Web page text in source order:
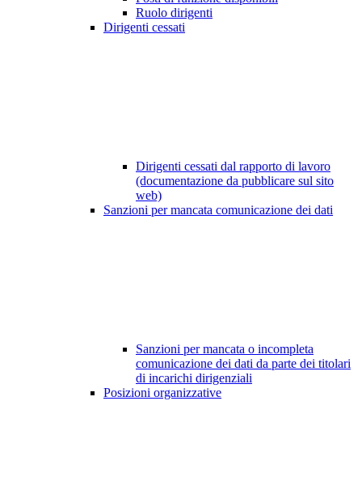
Ruolo dirigenti
Dirigenti cessati
Dirigenti cessati dal rapporto di lavoro
(documentazione da pubblicare sul sito
web)
Sanzioni per mancata comunicazione dei dati
Sanzioni per mancata o incompleta
comunicazione dei dati da parte dei titolari
di incarichi dirigenziali
Posizioni organizzative